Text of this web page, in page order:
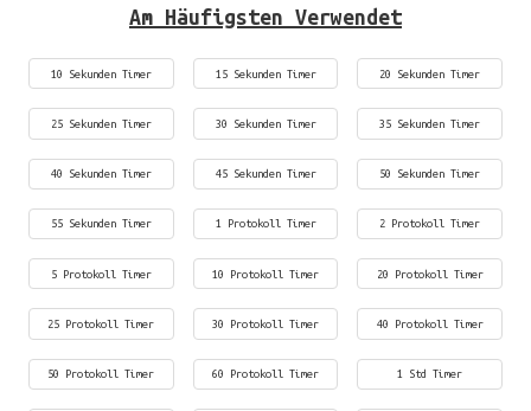
Am Häufigsten Verwendet
10 Sekunden Timer 15 Sekunden Timer 20 Sekunden Timer
25 Sekunden Timer 30 Sekunden Timer 35 Sekunden Timer
40 Sekunden Timer 45 Sekunden Timer 50 Sekunden Timer
55 Sekunden Timer 1 Protokoll Timer 2 Protokoll Timer
5 Protokoll Timer 10 Protokoll Timer 20 Protokoll Timer
25 Protokoll Timer 30 Protokoll Timer 40 Protokoll Timer
50 Protokoll Timer 60 Protokoll Timer 1 Std Timer